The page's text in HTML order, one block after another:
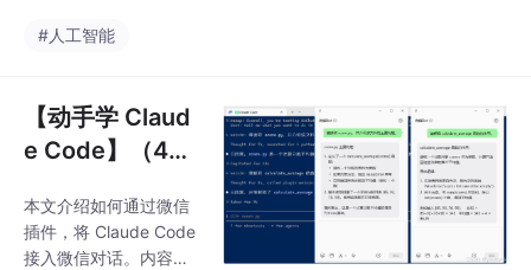
提升了推理效率。
细步骤。本文详细说明
展、配置 DeepSeek 等
第三方模型 API，并结
合提示框、权限模式、
和文件引用等功能演示
基本操作。
#人工智能
【动手学 Claud
e Code】（4）
接入微信对话
本文介绍如何通过微信
插件，将 Claude Code
接入微信对话。内容包